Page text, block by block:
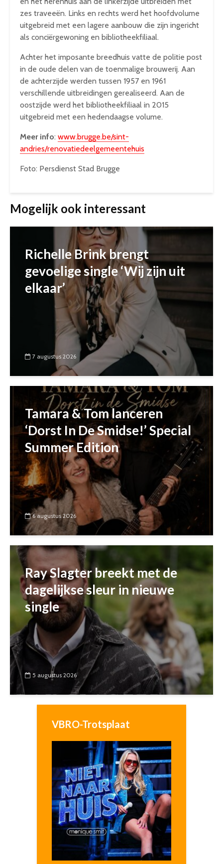
zes traveeën. Links en rechts werd het hoofdvolume
uitgebreid met een lagere aanbouw die zijn ingericht
als conciërgewoning en bibliotheekfiliaal.
Achter het imposante breedhuis vatte de politie post
in de oude delen van de toenmalige brouwerij. Aan
de achterzijde werden tussen 1957 en 1961
verschillende uitbreidingen gerealiseerd. Aan de
oostzijde werd het bibliotheekfiliaal in 2015
uitgebreid met een hedendaagse volume.
Meer info: www.brugge.be/sint-
andries/renovatiedeelgemeentehuis
Foto: Persdienst Stad Brugge
Mogelijk ook interessant
Richelle Brink brengt
gevoelige single ‘Wij zijn uit
elkaar’
7 augustus 2026
Tamara & Tom lanceren
‘Dorst In De Smidse!’ Special
Summer Edition
6 augustus 2026
Ray Slagter breekt met de
dagelijkse sleur in nieuwe
single
5 augustus 2026
VBRO-Trotsplaat